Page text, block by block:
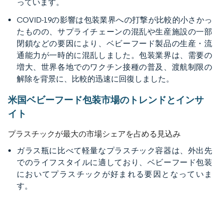
っています。
COVID-19の影響は包装業界への打撃が比較的小さかっ
たものの、サプライチェーンの混乱や生産施設の一部
閉鎖などの要因により、ベビーフード製品の生産・流
通能力が一時的に混乱しました。包装業界は、需要の
増大、世界各地でのワクチン接種の普及、渡航制限の
解除を背景に、比較的迅速に回復しました。
米国ベビーフード包装市場のトレンドとインサ
イト
プラスチックが最大の市場シェアを占める見込み
ガラス瓶に比べて軽量なプラスチック容器は、外出先
でのライフスタイルに適しており、ベビーフード包装
においてプラスチックが好まれる要因となっていま
す。